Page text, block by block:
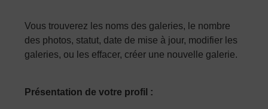
Vous trouverez les noms des galeries, le nombre
des photos, statut, date de mise à jour, modifier les
galeries, ou les effacer, créer une nouvelle galerie.
Présentation de votre profil :